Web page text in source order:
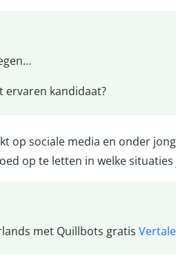
ervaren kandidaat?
sociale media en onder
op te letten in welke
met Quillbots gratis